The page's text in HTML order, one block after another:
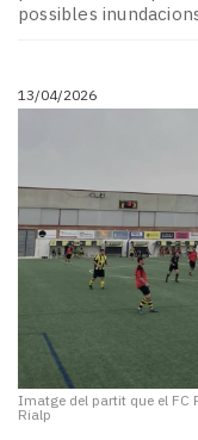
possibles
13/04/2026
Imatge del partit que el FC
Rialp